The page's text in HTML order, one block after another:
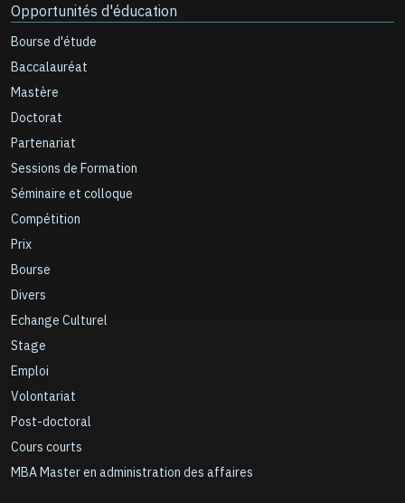
Opportunités d'éducation
Bourse d'étude
Baccalauréat
Mastère
Doctorat
Partenariat
Sessions de Formation
Séminaire et colloque
Compétition
Prix
Bourse
Divers
Echange Culturel
Stage
Emploi
Volontariat
Post-doctoral
Cours courts
MBA Master en administration des affaires